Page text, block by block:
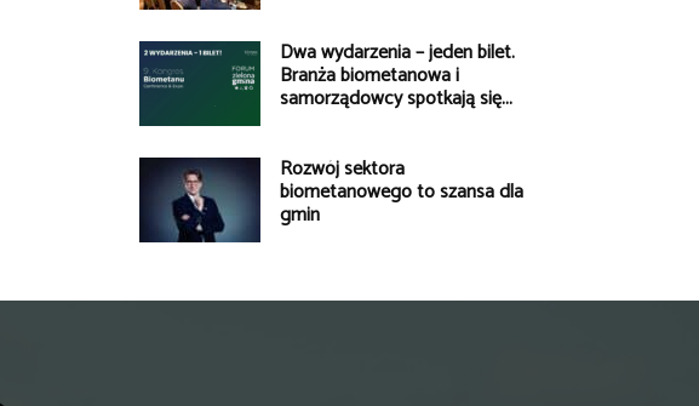
Dwa wydarzenia – jeden bilet.
Branża biometanowa i
samorządowcy spotkają się...
Rozwój sektora
biometanowego to szansa dla
gmin